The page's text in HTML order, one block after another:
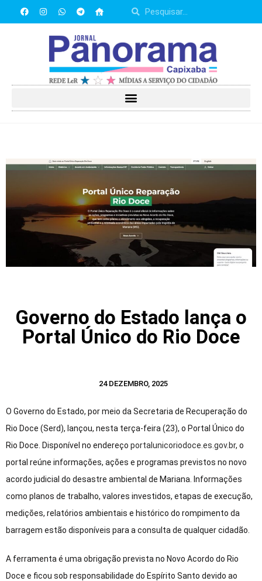
Governo do Estado lança o
Portal Único do Rio Doce
24 DEZEMBRO, 2025
O Governo do Estado, por meio da Secretaria de Recuperação do
Rio Doce (Serd), lançou, nesta terça-feira (23), o Portal Único do
Rio Doce. Disponível no endereço portalunicoriodoce.es.gov.br, o
portal reúne informações, ações e programas previstos no novo
acordo judicial do desastre ambiental de Mariana. Informações
como planos de trabalho, valores investidos, etapas de execução,
medições, relatórios ambientais e histórico do rompimento da
barragem estão disponíveis para a consulta de qualquer cidadão.
A ferramenta é uma obrigação prevista no Novo Acordo do Rio
Doce e ficou sob responsabilidade do Espírito Santo devido ao